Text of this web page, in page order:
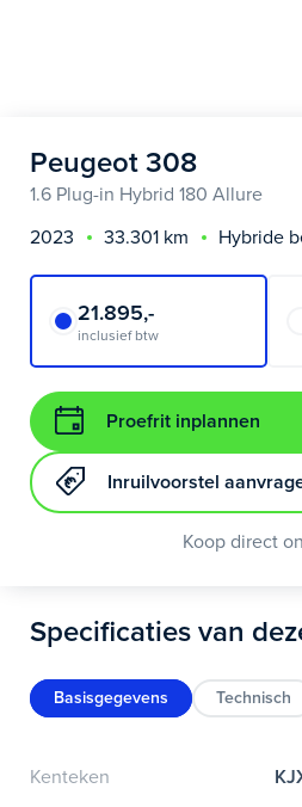
Peugeot 308
1.6 Plug-in Hybrid 180 Allure
2023
33.301 km Hybride
21.895,-
inclusief btw
Proefrit inplannen
Inruilvoorstel
Koop direct
Specificaties van
Basisgegevens Technisch
Kenteken